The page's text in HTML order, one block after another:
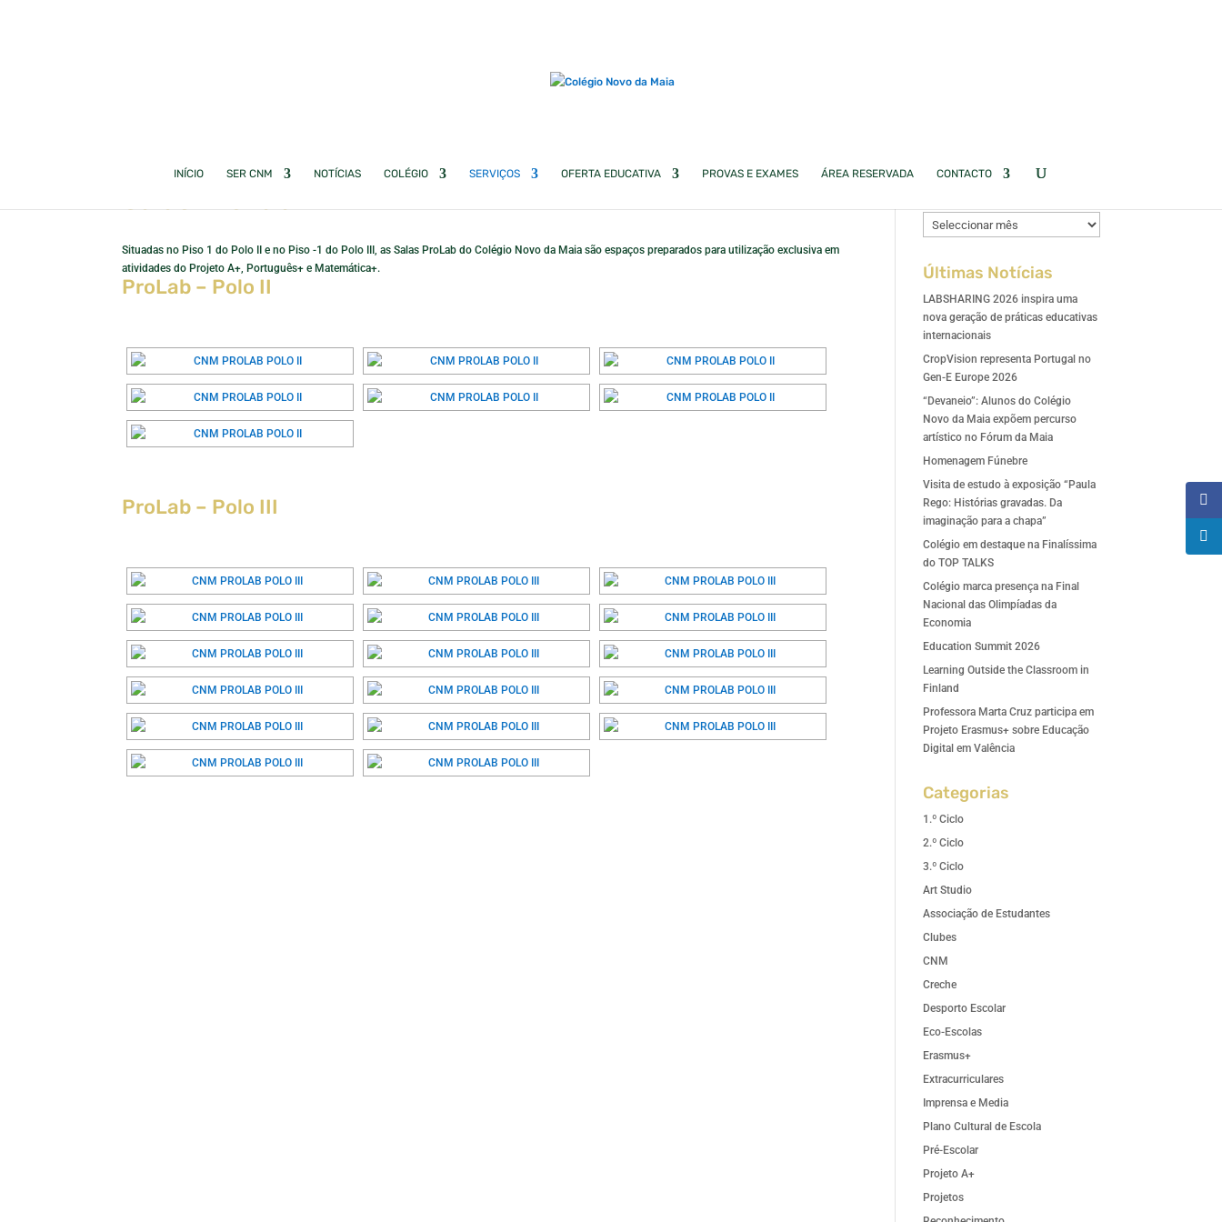
INÍCIO SER CNM NOTÍCIAS COLÉGIO SERVIÇOS OFERTA EDUCATIVA PROVAS E EXAMES ÁREA RESERVADA CONTACTO
Situadas no Piso 1 do Polo II e no Piso -1 do Polo III, as Salas ProLab do Colégio Novo da Maia são espaços preparados para utilização exclusiva em
atividades do Projeto A+, Português+ e Matemática+.
ProLab – Polo II
ProLab – Polo III
Arquivo
de
Últimas Notícias
LABSHARING 2026 inspira uma
nova geração de práticas educativas
internacionais
CropVision representa Portugal no
Gen-E Europe 2026
“Devaneio”: Alunos do Colégio
Novo da Maia expõem percurso
artístico no Fórum da Maia
Homenagem Fúnebre
Visita de estudo à exposição “Paula
Rego: Histórias gravadas. Da
imaginação para a chapa”
Colégio em destaque na Finalíssima
do TOP TALKS
Colégio marca presença na Final
Nacional das Olimpíadas da
Economia
Education Summit 2026
Learning Outside the Classroom in
Finland
Professora Marta Cruz participa em
Projeto Erasmus+ sobre Educação
Digital em Valência
Categorias
1.º Ciclo
2.º Ciclo
3.º Ciclo
Art Studio
Associação de Estudantes
Clubes
CNM
Creche
Desporto Escolar
Eco-Escolas
Erasmus+
Extracurriculares
Imprensa e Media
Plano Cultural de Escola
Pré-Escolar
Projeto A+
Projetos